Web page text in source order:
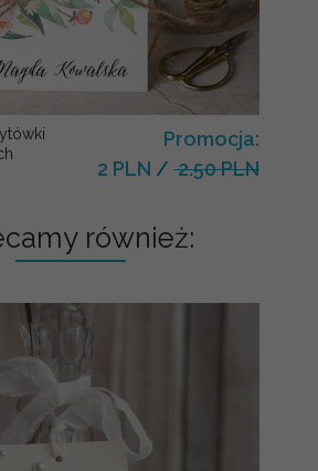
Promocja:
2 PLN / 2.50 PLN
również: